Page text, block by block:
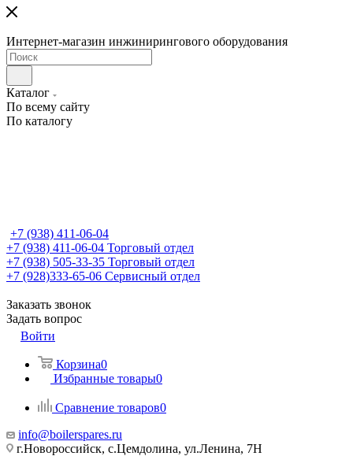
Интернет-магазин инжинирингового оборудования
Каталог
По всему сайту
По каталогу
+7 (938) 411-06-04
+7 (938) 411-06-04 Торговый отдел
+7 (938) 505-33-35 Торговый отдел
+7 (928)333-65-06 Сервисный отдел
Заказать звонок
Задать вопрос
Войти
Корзина0
Избранные товары0
Сравнение товаров0
info@boilerspares.ru
г.Новороссийск, с.Цемдолина, ул.Ленина, 7Н